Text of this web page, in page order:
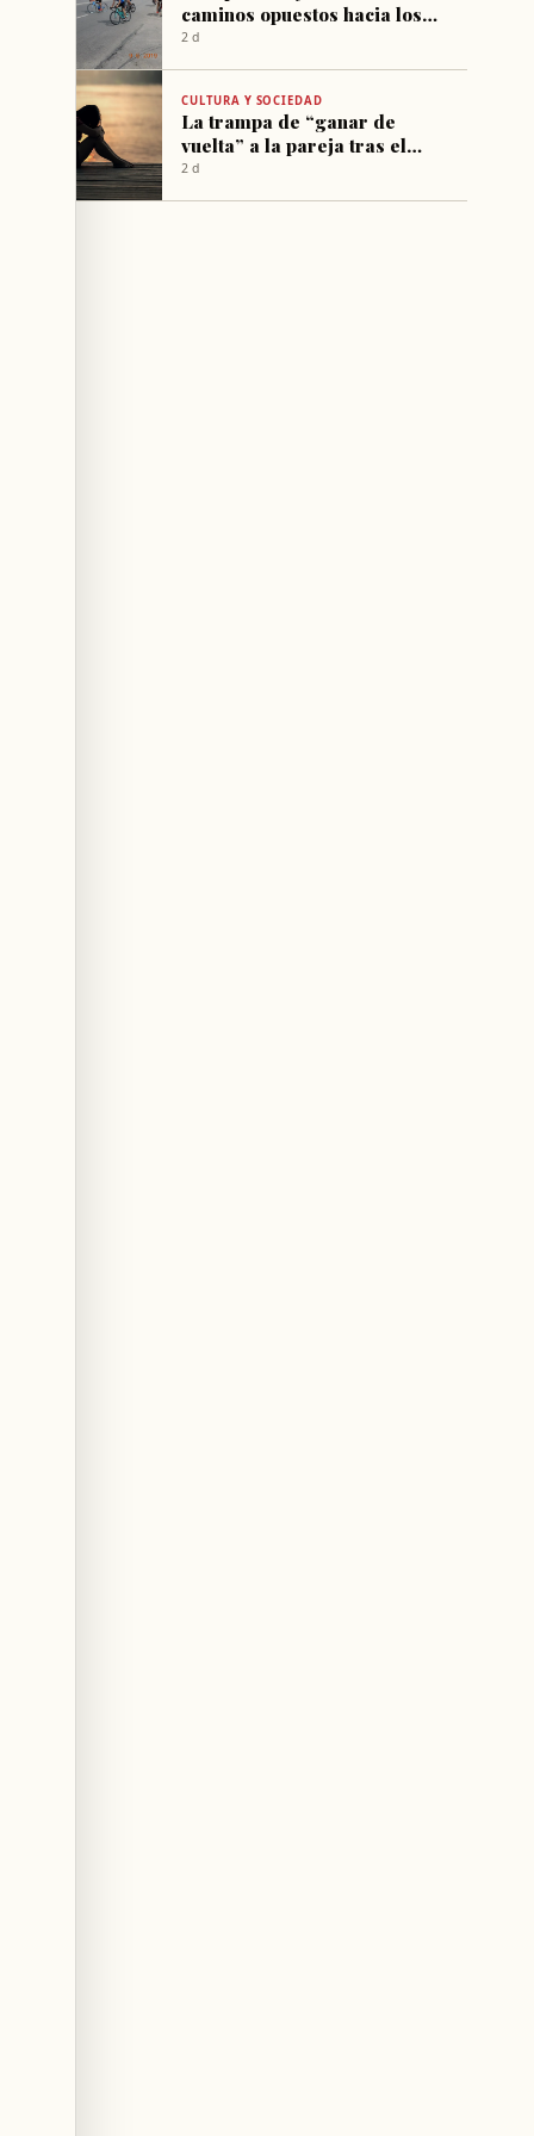
caminos opuestos hacia los
psicofármacos
2 d
CULTURA Y SOCIEDAD
La trampa de “ganar de
vuelta” a la pareja tras el
daño emocional
2 d